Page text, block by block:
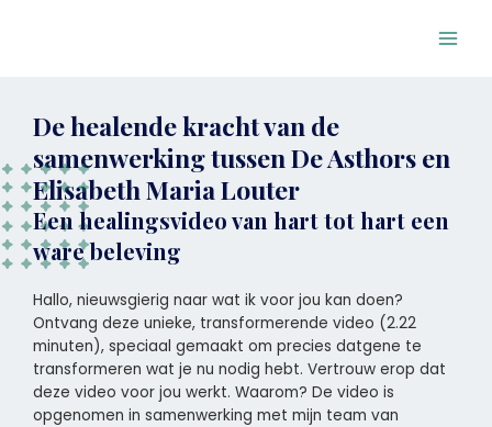
De healende kracht van de
samenwerking tussen De Asthors en
Elisabeth Maria Louter
Een healingsvideo van hart tot hart een
ware beleving
Hallo, nieuwsgierig naar wat ik voor jou kan doen?
Ontvang deze unieke, transformerende video (2.22
minuten), speciaal gemaakt om precies datgene te
transformeren wat je nu nodig hebt. Vertrouw erop dat
deze video voor jou werkt. Waarom? De video is
opgenomen in samenwerking met mijn team van